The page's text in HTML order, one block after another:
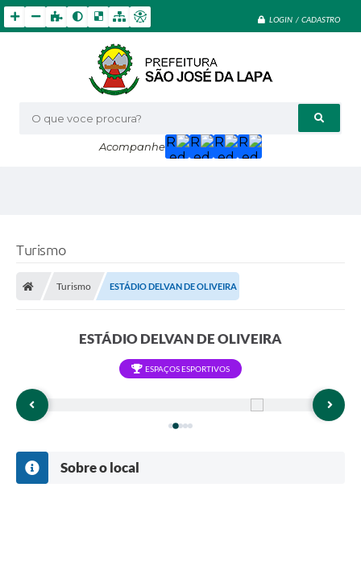
LOGIN / CADASTRO
O que voce procura?
Acompanhe
Turismo
Turismo ESTÁDIO DELVAN DE OLIVEIRA
ESTÁDIO DELVAN DE OLIVEIRA
ESPAÇOS ESPORTIVOS
Sobre o local